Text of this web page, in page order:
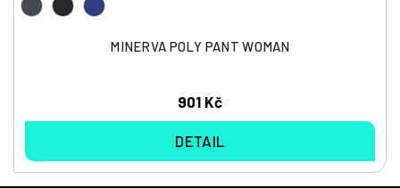
MINERVA POLY PANT WOMAN
901 Kč
DETAIL